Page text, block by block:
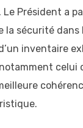
Le Président a
la sécurité
inventaire
celui